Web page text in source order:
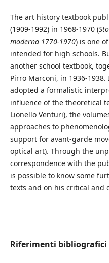
The art history textbook
(1909-1992) in 1968-1970 (
moderna 1770-1970) is one
intended for high schools.
another school textbook,
Pirro Marconi, in 1936-
adopted a formalistic
influence of the theoretical
Lionello Venturi), the
approaches to
support for avant-garde
optical art). Through the
correspondence with the
is possible to know some
texts and on his critical and
Riferimenti bibliografici